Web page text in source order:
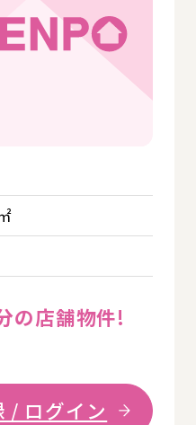
の店舗物件!
/ ログイン